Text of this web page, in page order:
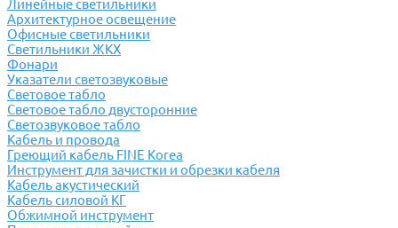
Линейные светильники
Архитектурное освещение
Офисные светильники
Светильники ЖКХ
Фонари
Указатели светозвуковые
Световое табло
Световое табло двусторонние
Светозвуковое табло
Кабель и провода
Греющий кабель FINE Korea
Инструмент для зачистки и обрезки кабеля
Кабель акустический
Кабель силовой КГ
Обжимной инструмент